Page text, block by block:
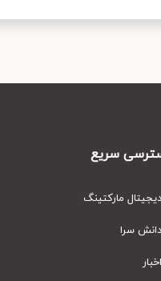
سریع
مارکتینگ
سرا